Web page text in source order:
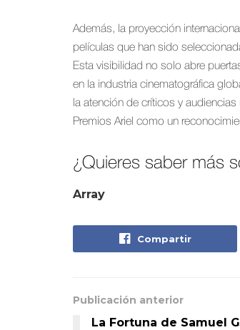
Además, la proyección
películas que han sido
Esta visibilidad no solo abre
en la industria cinematográfica
la atención de críticos y
Premios Ariel como un
¿Quieres saber más
Array
Compartir
Publicación anterior
La Fortuna de Samuel